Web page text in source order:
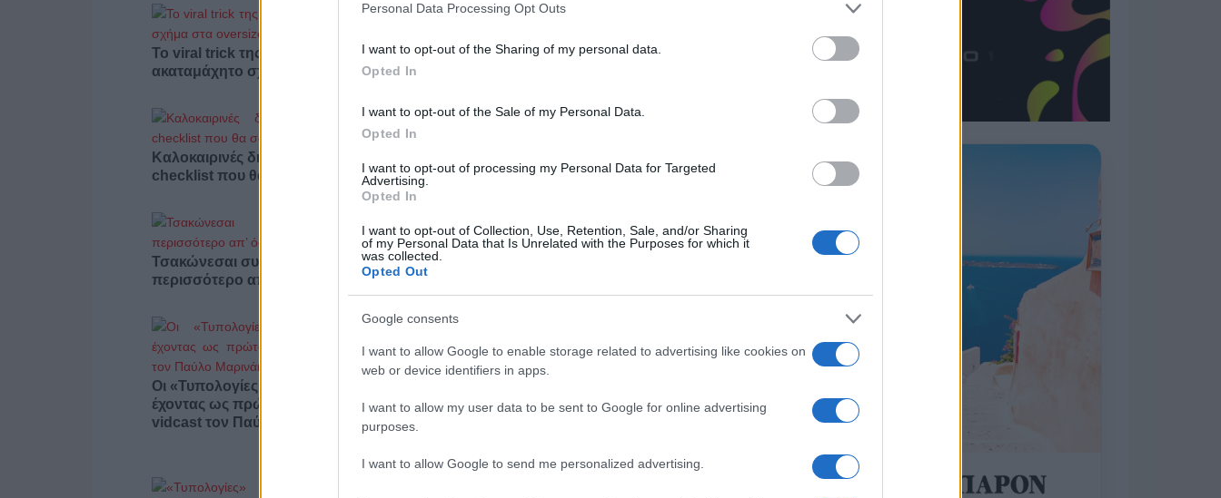
Personal Data Processing Opt Outs
I want to opt-out of the Sharing of my personal data.
Opted In
I want to opt-out of the Sale of my Personal Data.
Opted In
I want to opt-out of processing my Personal Data for Targeted
Advertising.
Opted In
I want to opt-out of Collection, Use, Retention, Sale, and/or Sharing
of my Personal Data that Is Unrelated with the Purposes for which it
was collected.
Opted Out
Google consents
I want to allow Google to enable storage related to advertising like cookies on
web or device identifiers in apps.
I want to allow my user data to be sent to Google for online advertising
purposes.
I want to allow Google to send me personalized advertising.
Το viral trick της Gen Z που δίνει
ακαταμάχητο σχήμα στα oversized σου
Αυτό το εύκολο hairstyle παραλίας είναι
Καλοκαιρινές διακοπές με κατοικίδιο: Η
checklist που θα σου λύσει τα χέρια
που αξίζει να δοκιμάσεις
Τσακώνεσαι συνέχεια; Ίσως φταις
περισσότερο απ’ όσο νομίζεις
Οι «Τυπολογίες» περνούν στην εικόνα,
έχοντας ως πρώτο καλεσμένο στο νέο
vidcast τον Παύλο Μαρινάκη
Πόλεμοι και ένα… Τσουνάμι Αλλαγών: Η
Η ΣΤΗΛΗ ΜΑΣ